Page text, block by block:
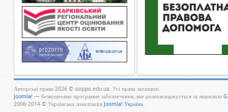
Авторські права 2026 © soippo.edu.ua. Усі права захищені.
Joomla! — безкоштовне програмне забезпечення, яке розповсюджується за ліцензією
2006-2014 © Українська локалізація Joomla! Україна.